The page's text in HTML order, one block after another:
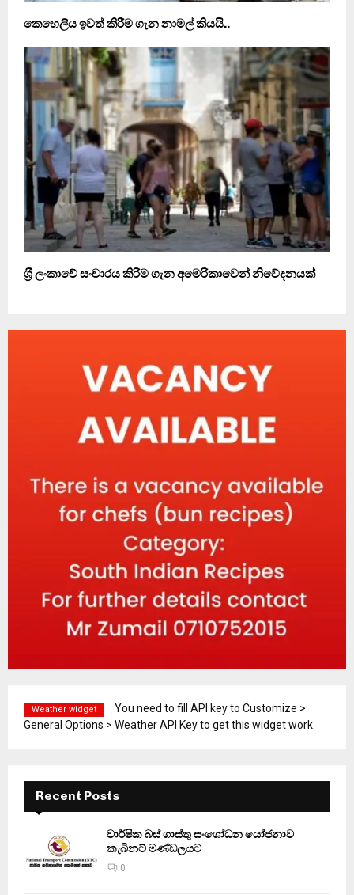
කෙහෙලිය ඉවත් කිරීම ගැන නාමල් කියයි..
ශ‍්‍රී ලංකාවේ සංචාරය කිරීම ගැන අමෙරිකාවෙන් නිවේදනයක්
Weather widget
You need to fill API key to Customize >
General Options > Weather API Key to get this widget work.
Recent Posts
වාර්ෂික බස් ගාස්තු සංශෝධන යෝජනාව
කැබිනට් මණ්ඩලයට
0